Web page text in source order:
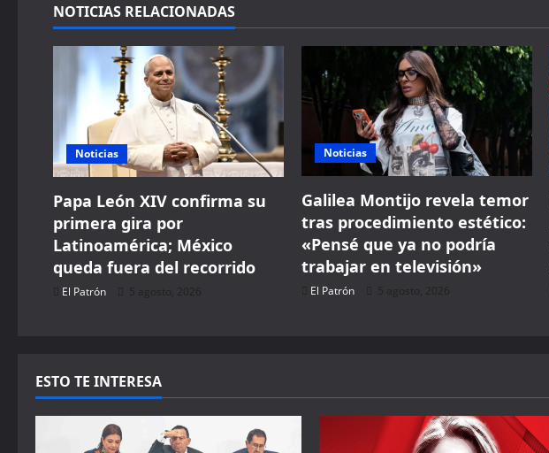
a
v
i
g
a
t
i
o
NOTICIAS RELACIONADAS
Noticias
Papa León XIV confirma su
primera gira por
Latinoamérica; México
queda fuera del recorrido
El Patrón 5 agosto, 2026
Noticias
Galilea Montijo revela temor
tras procedimiento estético:
«Pensé que ya no podría
trabajar en televisión»
El Patrón 5 agosto, 2026
ESTO TE INTERESA